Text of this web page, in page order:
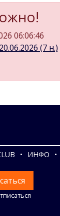
06:06:46
(7 н.)
ИНФО